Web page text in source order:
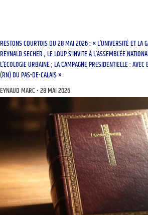
RESTONS COURTOIS DU 28 MAI 2026 : « L’UNIVERSITÉ ET LA
REYNALD SECHER ; LE LOUP S’INVITE À L’ASSEMBLÉE
L’ÉCOLOGIE URBAINE ; LA CAMPAGNE PRÉSIDENTIELLE :
(RN) DU PAS-DE-CALAIS »
EYNAUD MARC 28 MAI 2026